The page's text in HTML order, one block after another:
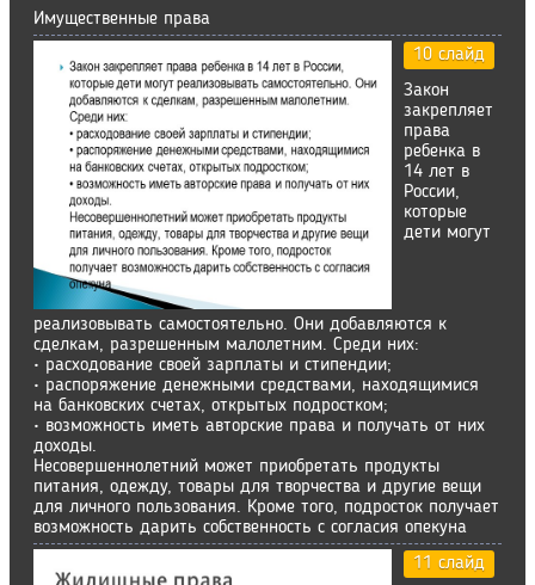
Имущественные права
10 слайд
Закон
закрепляет
права
ребенка в
14 лет в
России,
которые
дети могут
реализовывать самостоятельно. Они добавляются к
сделкам, разрешенным малолетним. Среди них:
• расходование своей зарплаты и стипендии;
• распоряжение денежными средствами, находящимися
на банковских счетах, открытых подростком;
• возможность иметь авторские права и получать от них
доходы.
Несовершеннолетний может приобретать продукты
питания, одежду, товары для творчества и другие вещи
для личного пользования. Кроме того, подросток получает
возможность дарить собственность с согласия опекуна
11 слайд